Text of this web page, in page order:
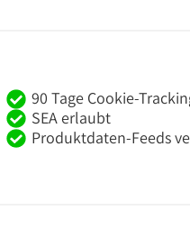
90 Tage Cookie-
SEA erlaubt
Produktdaten-Feeds